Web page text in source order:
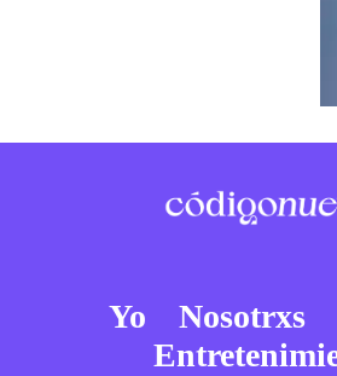
Yo Nosotrxs